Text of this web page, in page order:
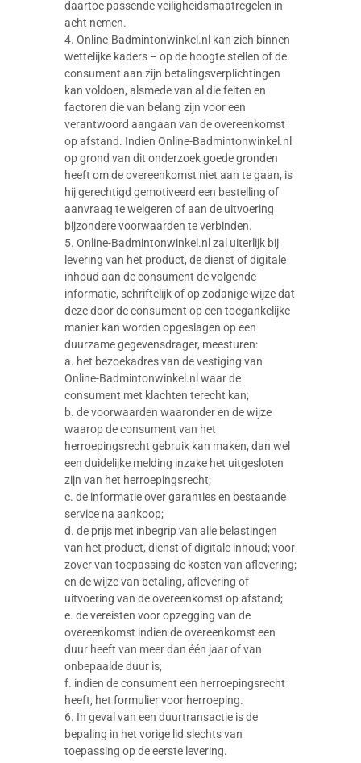
daartoe passende veiligheidsmaatregelen in
acht nemen.
4. Online-Badmintonwinkel.nl kan zich binnen
wettelijke kaders – op de hoogte stellen of de
consument aan zijn betalingsverplichtingen
kan voldoen, alsmede van al die feiten en
factoren die van belang zijn voor een
verantwoord aangaan van de overeenkomst
op afstand. Indien Online-Badmintonwinkel.nl
op grond van dit onderzoek goede gronden
heeft om de overeenkomst niet aan te gaan, is
hij gerechtigd gemotiveerd een bestelling of
aanvraag te weigeren of aan de uitvoering
bijzondere voorwaarden te verbinden.
5. Online-Badmintonwinkel.nl zal uiterlijk bij
levering van het product, de dienst of digitale
inhoud aan de consument de volgende
informatie, schriftelijk of op zodanige wijze dat
deze door de consument op een toegankelijke
manier kan worden opgeslagen op een
duurzame gegevensdrager, meesturen:
a. het bezoekadres van de vestiging van
Online-Badmintonwinkel.nl waar de
consument met klachten terecht kan;
b. de voorwaarden waaronder en de wijze
waarop de consument van het
herroepingsrecht gebruik kan maken, dan wel
een duidelijke melding inzake het uitgesloten
zijn van het herroepingsrecht;
c. de informatie over garanties en bestaande
service na aankoop;
d. de prijs met inbegrip van alle belastingen
van het product, dienst of digitale inhoud; voor
zover van toepassing de kosten van aflevering;
en de wijze van betaling, aflevering of
uitvoering van de overeenkomst op afstand;
e. de vereisten voor opzegging van de
overeenkomst indien de overeenkomst een
duur heeft van meer dan één jaar of van
onbepaalde duur is;
f. indien de consument een herroepingsrecht
heeft, het formulier voor herroeping.
6. In geval van een duurtransactie is de
bepaling in het vorige lid slechts van
toepassing op de eerste levering.